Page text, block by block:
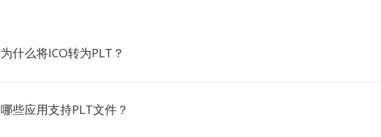
为什么将ICO转为PLT？
哪些应用支持PLT文件？